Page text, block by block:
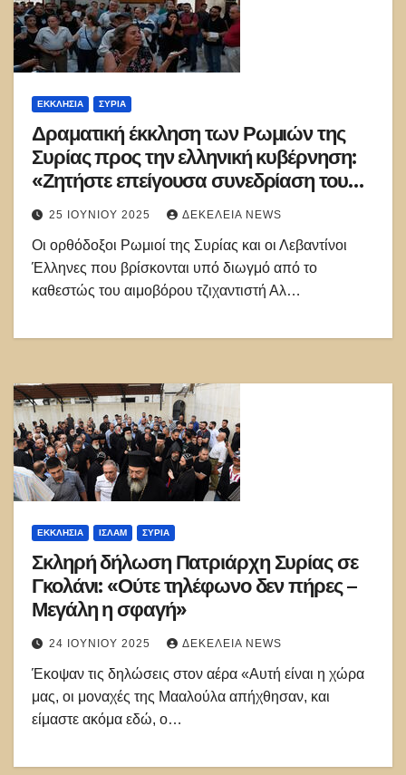
ΕΚΚΛΗΣΊΑ ΣΥΡΊΑ
Δραματική έκκληση των Ρωμιών της
Συρίας προς την ελληνική κυβέρνηση:
«Ζητήστε επείγουσα συνεδρίαση του
ΟΗΕ για τους διωγμούς των Σύρων
Χριστιανών»
25 ΙΟΥΝΊΟΥ 2025 ΔΕΚΈΛΕΙΑ NEWS
Οι ορθόδοξοι Ρωμιοί της Συρίας και οι Λεβαντίνοι
Έλληνες που βρίσκονται υπό διωγμό από το
καθεστώς του αιμοβόρου τζιχαντιστή Αλ…
ΕΚΚΛΗΣΊΑ ΙΣΛΑΜ ΣΥΡΊΑ
Σκληρή δήλωση Πατριάρχη Συρίας σε
Γκολάνι: «Ούτε τηλέφωνο δεν πήρες –
Μεγάλη η σφαγή»
24 ΙΟΥΝΊΟΥ 2025 ΔΕΚΈΛΕΙΑ NEWS
Έκοψαν τις δηλώσεις στον αέρα «Αυτή είναι η χώρα
μας, οι μοναχές της Μααλούλα απήχθησαν, και
είμαστε ακόμα εδώ, ο…